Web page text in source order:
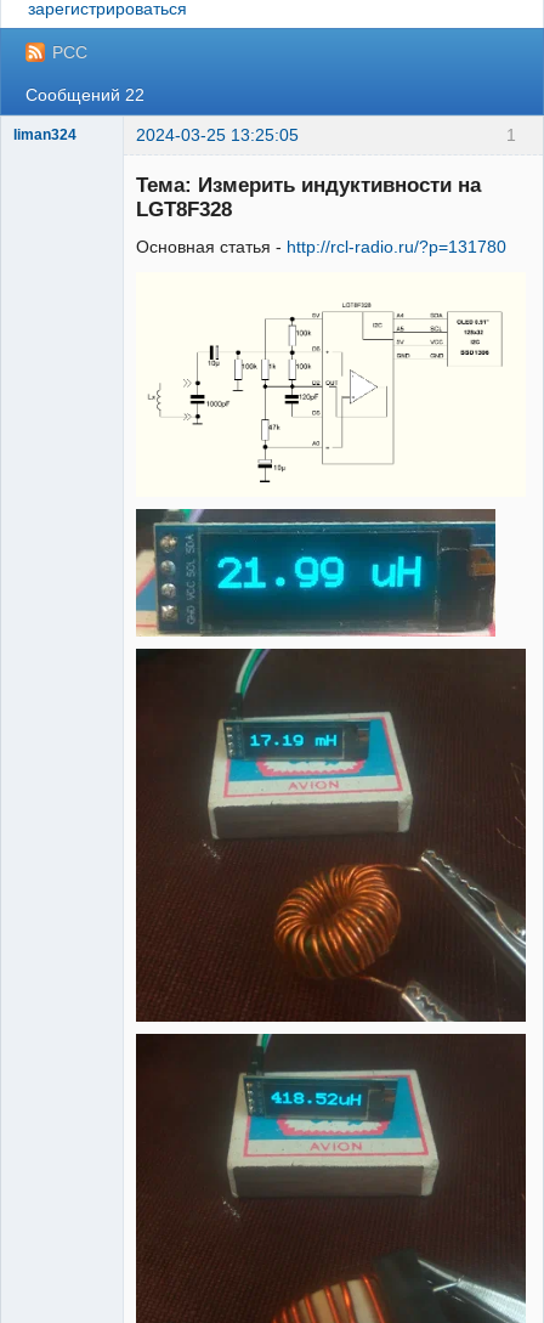
зарегистрироваться
РСС
Сообщений 22
1
liman324 2024-03-25 13:25:05
Тема: Измерить индуктивности на
LGT8F328
Основная статья - http://rcl-radio.ru/?p=131780